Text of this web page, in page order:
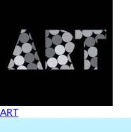
ART